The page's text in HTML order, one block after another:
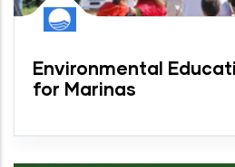
Environmental
for Marinas